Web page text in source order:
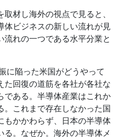
材し海外の視点で見ると、
体ビジネスの新しい流れが見
流れの一つである水平分業と
に陥った米国がどうやって
た回復の道筋を各社が各社な
である。半導体産業はこれか
。これまで存在しなかった国
もかかわらず、日本の半導体
。なぜか。海外の半導体メ